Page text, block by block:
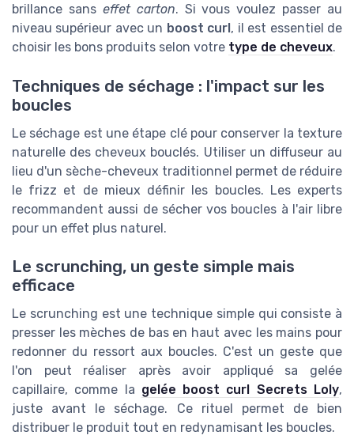
brillance sans effet carton. Si vous voulez passer au
niveau supérieur avec un boost curl , il est essentiel de
choisir les bons produits selon votre type de cheveux.
Techniques de séchage : l'impact sur les
boucles
Le séchage est une étape clé pour conserver la texture
naturelle des cheveux bouclés. Utiliser un diffuseur au
lieu d'un sèche-cheveux traditionnel permet de réduire
le frizz et de mieux définir les boucles. Les experts
recommandent aussi de sécher vos boucles à l'air libre
pour un effet plus naturel.
Le scrunching, un geste simple mais
efficace
Le scrunching est une technique simple qui consiste à
presser les mèches de bas en haut avec les mains pour
redonner du ressort aux boucles. C'est un geste que
l'on peut réaliser après avoir appliqué sa gelée
capillaire, comme la gelée boost curl Secrets Loly,
juste avant le séchage. Ce rituel permet de bien
distribuer le produit tout en redynamisant les boucles.